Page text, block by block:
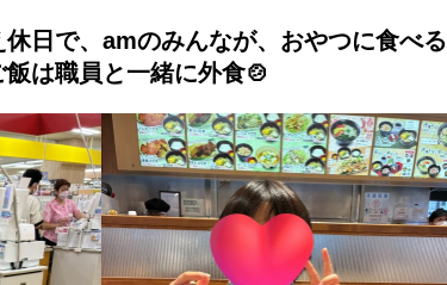
日で、amのみんなが、 おやつに食べる
飯は職員と一緒に外食🍲